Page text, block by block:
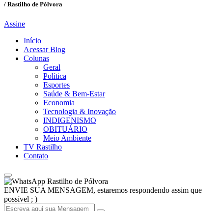
/ Rastilho de Pólvora
Assine
Início
Acessar Blog
Colunas
Geral
Política
Esportes
Saúde & Bem-Estar
Economia
Tecnologia & Inovação
INDIGENISMO
OBITUÁRIO
Meio Ambiente
TV Rastilho
Contato
Rastilho de Pólvora
ENVIE SUA MENSAGEM, estaremos respondendo assim que
possível ; )